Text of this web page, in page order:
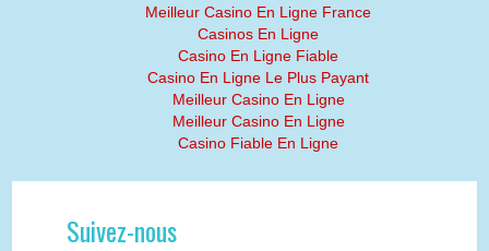
Meilleur Casino En Ligne France
Casinos En Ligne
Casino En Ligne Fiable
Casino En Ligne Le Plus Payant
Meilleur Casino En Ligne
Meilleur Casino En Ligne
Casino Fiable En Ligne
Suivez-nous